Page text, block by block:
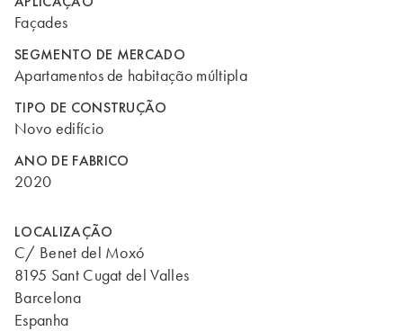
Façades
SEGMENTO DE MERCADO
Apartamentos de habitação múltipla
TIPO DE CONSTRUÇÃO
Novo edifício
ANO DE FABRICO
2020
LOCALIZAÇÃO
C/ Benet del Moxó
8195 Sant Cugat del Valles
Barcelona
Espanha